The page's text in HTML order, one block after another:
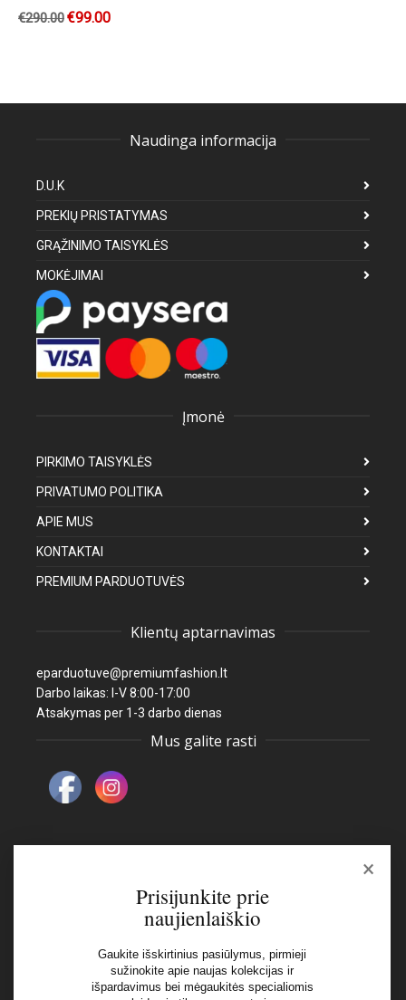
€290.00€99.00
Naudinga informacija
D.U.K
PREKIŲ PRISTATYMAS
GRĄŽINIMO TAISYKLĖS
MOKĖJIMAI
Įmonė
PIRKIMO TAISYKLĖS
PRIVATUMO POLITIKA
APIE MUS
KONTAKTAI
PREMIUM PARDUOTUVĖS
Klientų aptarnavimas
eparduotuve@premiumfashion.lt
Darbo laikas: I-V 8:00-17:00
Atsakymas per 1-3 darbo dienas
Mus galite rasti
Naujienlaiškis
Aš perskaičiau ir sutinku su Privatumo Politikos
×
Prisijunkite prie
naujienlaiškio
Gaukite išskirtinius pasiūlymus, pirmieji
sužinokite apie naujas kolekcijas ir
išpardavimus bei mėgaukitės specialiomis